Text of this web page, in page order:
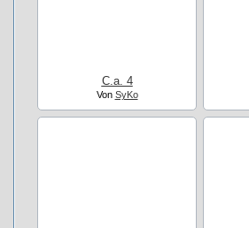
C.a. 4
Von SyKo